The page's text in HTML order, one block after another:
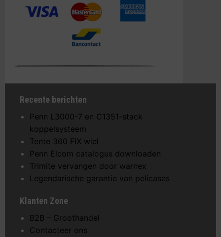
Recente berichten
Penn L3000-7 en C1351-stack
koppelsysteem
Tente 360 FIX wiel
Penn Elcom catalogus downloaden
Trimite vervangen door warnex
Legendarische garantie van pelicases
Klanten Zone
B2B – Groothandel
Contacteer ons